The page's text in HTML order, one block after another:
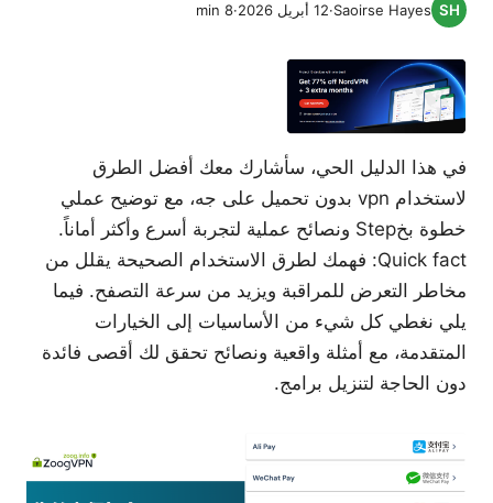
Saoirse Hayes
·12 أبريل 2026 ·
8
في هذا الدليل الحي، سأشارك معك أفضل الطرق
لاستخدام vpn بدون تحميل على جه، مع توضيح عملي
خطوة بخStep ونصائح عملية لتجربة أسرع وأكثر أماناً.
Quick fact: فهمك لطرق الاستخدام الصحيحة يقلل من
مخاطر التعرض للمراقبة ويزيد من سرعة التصفح. فيما
يلي نغطي كل شيء من الأساسيات إلى الخيارات
المتقدمة، مع أمثلة واقعية ونصائح تحقق لك أقصى فائدة
دون الحاجة لتنزيل برامج.